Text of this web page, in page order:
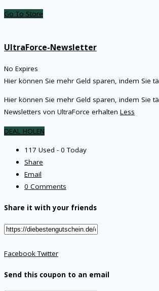
Go To Store
UltraForce-Newsletter
No Expires
Hier können Sie mehr Geld sparen, indem Sie
Hier können Sie mehr Geld sparen, indem Sie
Newsletters von UltraForce erhalten Less
DEAL HOLEN
117 Used - 0 Today
Share
Email
0 Comments
Share it with your friends
FacebookTwitter
Send this coupon to an email